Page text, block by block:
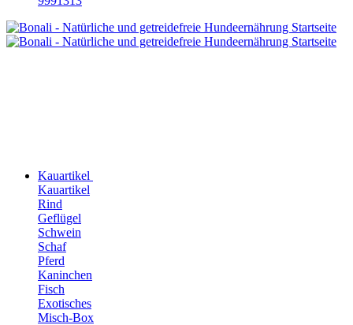
Kauartikel
Kauartikel
Rind
Geflügel
Schwein
Schaf
Pferd
Kaninchen
Fisch
Exotisches
Misch-Box